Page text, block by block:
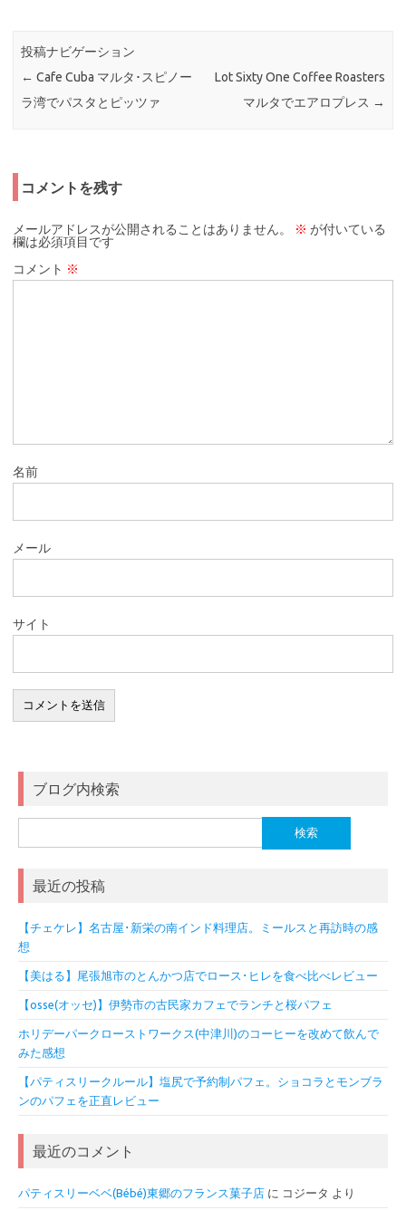
投稿ナビゲーション
← Cafe Cuba マルタ･スピノー
ラ湾でパスタとピッツァ
Lot Sixty One Coffee Roasters
マルタでエアロプレス →
コメントを残す
メールアドレスが公開されることはありません。 ※ が付いている
欄は必須項目です
コメント ※
名前
メール
サイト
ブログ内検索
索:
最近の投稿
【チェケレ】名古屋･新栄の南インド料理店。ミールスと再訪時の感
想
【美はる】尾張旭市のとんかつ店でロース･ヒレを食べ比べレビュー
【osse(オッセ)】伊勢市の古民家カフェでランチと桜パフェ
ホリデーパークローストワークス(中津川)のコーヒーを改めて飲んで
みた感想
【パティスリークルール】塩尻で予約制パフェ。ショコラとモンブラ
ンのパフェを正直レビュー
最近のコメント
パティスリーベベ(Bébé)東郷のフランス菓子店 に コジータ より